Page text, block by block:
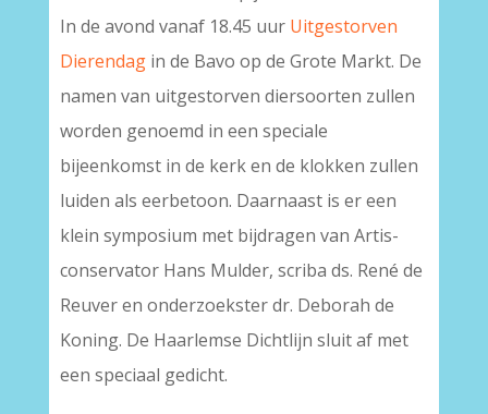
In de avond vanaf 18.45 uur Uitgestorven
Dierendagin de Bavo op de Grote Markt. De
namen van uitgestorven diersoorten zullen
worden genoemd in een speciale
bijeenkomst in de kerk en de klokken zullen
luiden als eerbetoon. Daarnaast is er een
klein symposium met bijdragen van Artis-
conservator Hans Mulder, scriba ds. René de
Reuver en onderzoekster dr. Deborah de
Koning. De Haarlemse Dichtlijn sluit af met
een speciaal gedicht.